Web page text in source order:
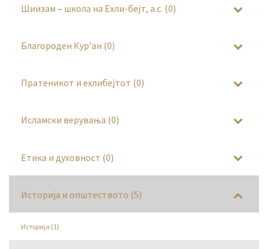
Шиизам – школа на Ехли-бејт, а.с. (0)
Благороден Кур’ан (0)
Пратеникот и ехлибејтот (0)
Исламски верувања (0)
Етика и духовност (0)
Историја и општеството (5)
Историја (1)